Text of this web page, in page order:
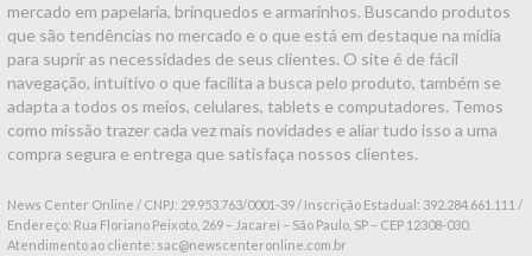
mercado em papelaria, brinquedos e armarinhos. Buscando produtos
que são tendências no mercado e o que está em destaque na mídia
para suprir as necessidades de seus clientes. O site é de fácil
navegação, intuitivo o que facilita a busca pelo produto, também se
adapta a todos os meios, celulares, tablets e computadores. Temos
como missão trazer cada vez mais novidades e aliar tudo isso a uma
compra segura e entrega que satisfaça nossos clientes.
News Center Online / CNPJ: 29.953.763/0001-39 / Inscrição Estadual: 392.284.661.111 /
Endereço: Rua Floriano Peixoto, 269 – Jacareí – São Paulo, SP – CEP 12308-030.
Atendimento ao cliente: sac@newscenteronline.com.br